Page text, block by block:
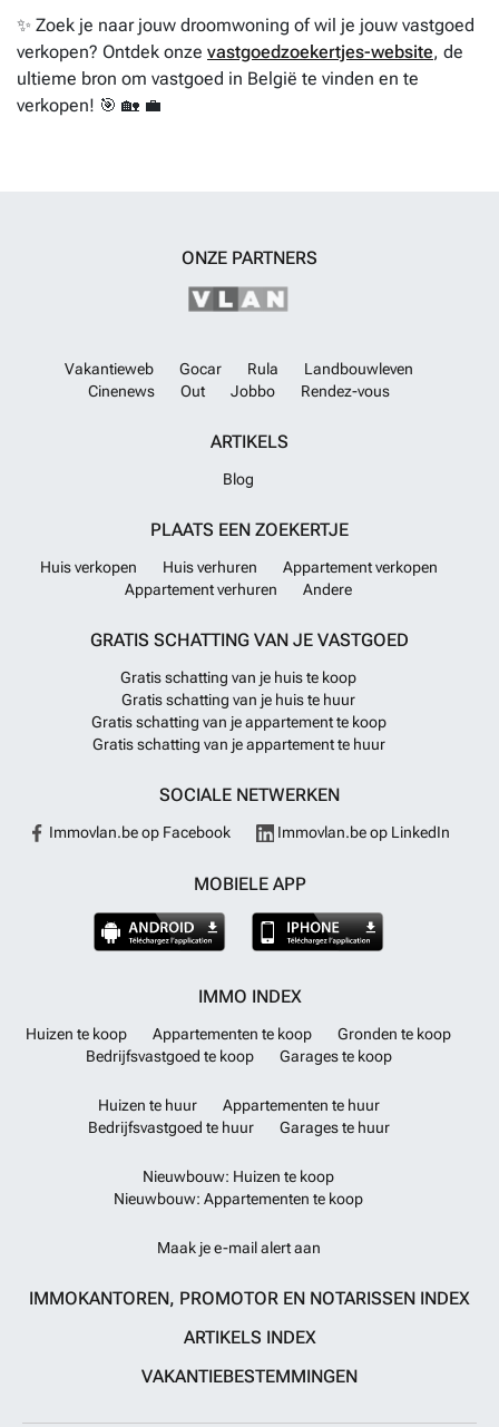
✨ Zoek je naar jouw droomwoning of wil je jouw vastgoed
verkopen? Ontdek onze vastgoedzoekertjes-website, de
ultieme bron om vastgoed in België te vinden en te
verkopen! 🎯 🏡 💼
ONZE PARTNERS
Vakantieweb Gocar Rula
Landbouwleven
Cinenews
Out Jobbo Rendez-vous
ARTIKELS
Blog
PLAATS EEN ZOEKERTJE
Huis verkopen Huis verhuren
Appartement verkopen
Appartement verhuren
Andere
GRATIS SCHATTING VAN JE VASTGOED
Gratis schatting van je huis te koop
Gratis schatting van je huis te huur
Gratis schatting van je appartement te koop
Gratis schatting van je appartement te huur
SOCIALE NETWERKEN
Immovlan.be op Facebook Immovlan.be op LinkedIn
MOBIELE APP
IMMO INDEX
Huizen te koop Appartementen te koop
Gronden te koop
Bedrijfsvastgoed te koop
Garages te koop
Huizen te huur
Appartementen te huur
Bedrijfsvastgoed te huur
Garages te huur
Nieuwbouw: Huizen te koop
Nieuwbouw: Appartementen te koop
Maak je e-mail alert aan
IMMOKANTOREN, PROMOTOR EN NOTARISSEN INDEX
ARTIKELS INDEX
VAKANTIEBESTEMMINGEN